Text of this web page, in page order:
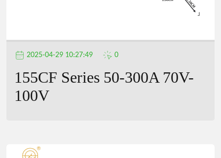
2025-04-29 10:27:49 0
155CF Series 50-300A 70V-
100V